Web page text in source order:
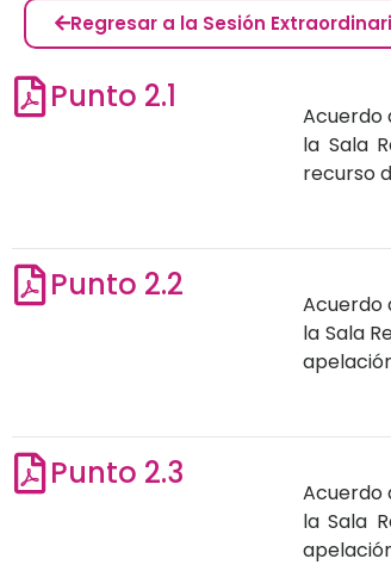
Regresar a la Sesión
Punto 2.1
Acuerdo
la Sala
recurso
Punto 2.2
Acuerdo
la Sala
Punto 2.3
Acuerdo
la Sala